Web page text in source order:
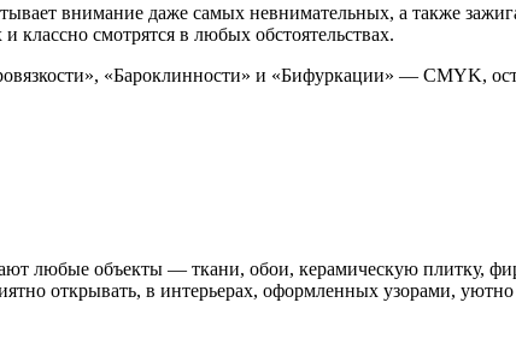
внимание даже самых невнимательных, а также
классно смотрятся в любых обстоятельствах.
«Бароклинности» и «Бифуркации» — CMYK,
любые объекты — ткани, обои, керамическую плитку,
открывать, в интерьерах, оформленных узорами,